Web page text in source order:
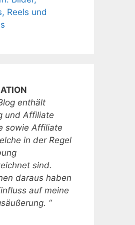
Reels und
enthält
und Affiliate
sowie Affiliate
in der Regel
sind.
daraus haben
auf meine
“